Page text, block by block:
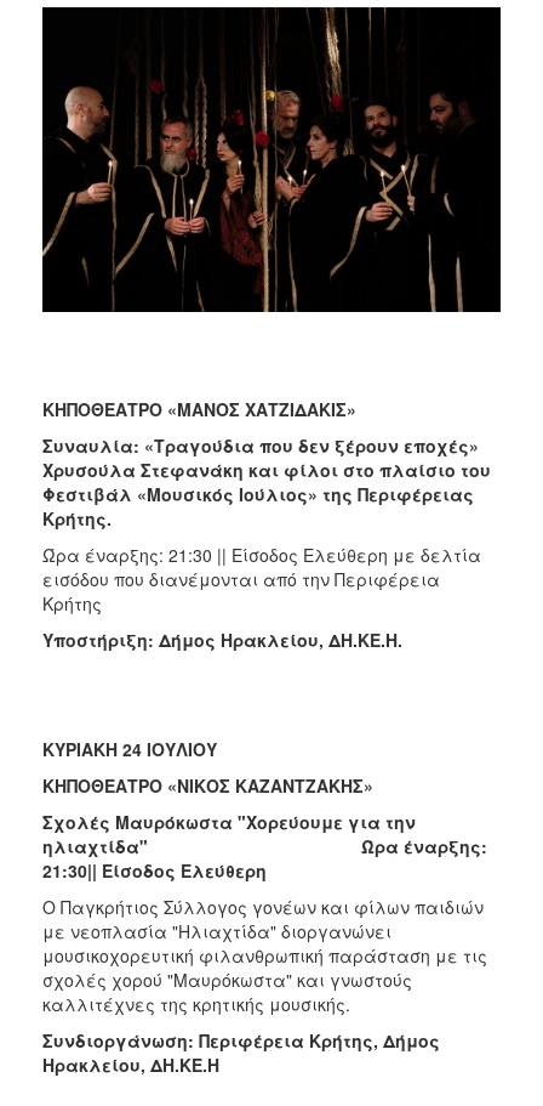
ΚΗΠΟΘΕΑΤΡΟ «ΜΑΝΟΣ ΧΑΤΖΙΔΑΚΙΣ»
Συναυλία: «Τραγούδια που δεν ξέρουν εποχές»
Χρυσούλα Στεφανάκη και φίλοι στο πλαίσιο του
Φεστιβάλ «Μουσικός Ιούλιος» της Περιφέρειας
Κρήτης.
Ώρα έναρξης: 21:30 || Είσοδος Ελεύθερη με δελτία
εισόδου που διανέμονται από την Περιφέρεια
Κρήτης
Υποστήριξη: Δήμος Ηρακλείου, ΔΗ.ΚΕ.Η.
ΚΥΡΙΑΚΗ 24 ΙΟΥΛΙΟΥ
ΚΗΠΟΘΕΑΤΡΟ «ΝΙΚΟΣ ΚΑΖΑΝΤΖΑΚΗΣ»
Σχολές Μαυρόκωστα "Χορεύουμε για την
ηλιαχτίδα" Ώρα έναρξης:
21:30|| Είσοδος Ελεύθερη
Ο Παγκρήτιος Σύλλογος γονέων και φίλων παιδιών
με νεοπλασία "Ηλιαχτίδα" διοργανώνει
μουσικοχορευτική φιλανθρωπική παράσταση με τις
σχολές χορού "Μαυρόκωστα" και γνωστούς
καλλιτέχνες της κρητικής μουσικής.
Συνδιοργάνωση: Περιφέρεια Κρήτης, Δήμος
Ηρακλείου, ΔΗ.ΚΕ.Η